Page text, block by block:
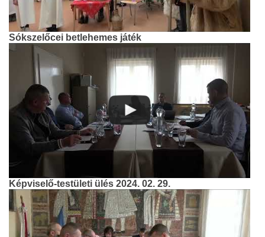
Sókszelőcei betlehemes játék
Képviselő-testületi ülés 2024. 02. 29.